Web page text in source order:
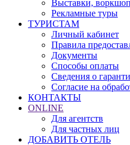
Выставки,
Рекламные туры
ТУРИСТАМ
Личный кабинет
Правила
Документы
Способы оплаты
Сведения о
Согласие на
КОНТАКТЫ
ONLINE
Для агентств
Для частных лиц
ДОБАВИТЬ ОТЕЛЬ